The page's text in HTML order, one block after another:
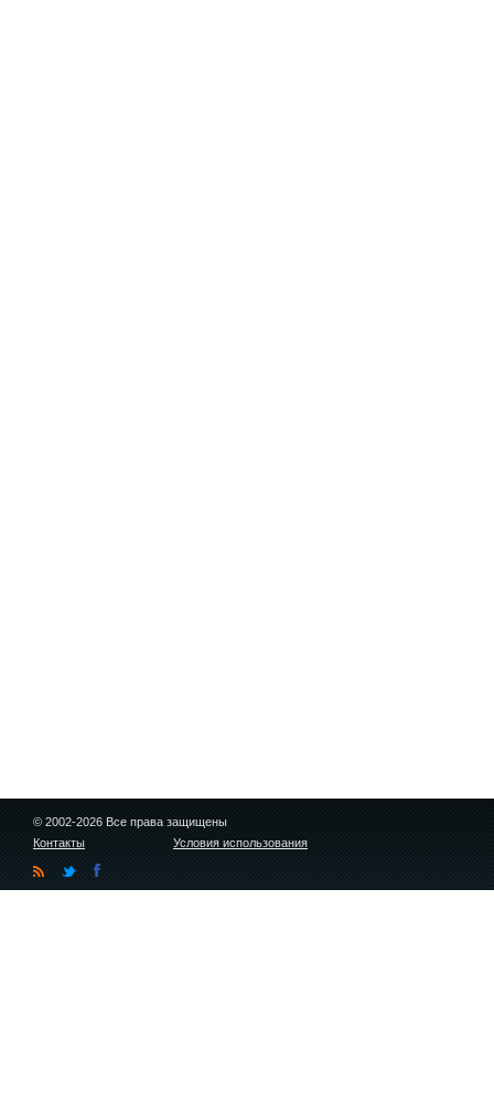
© 2002-2026 Все права защищены
Контакты
Условия использования